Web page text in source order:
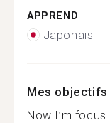
APPREND
Japonais
Mes
Now I’m